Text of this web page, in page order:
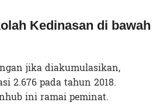
Kedinasan di bawah
jika diakumulasikan,
2.676 pada tahun 2018.
ini ramai peminat.